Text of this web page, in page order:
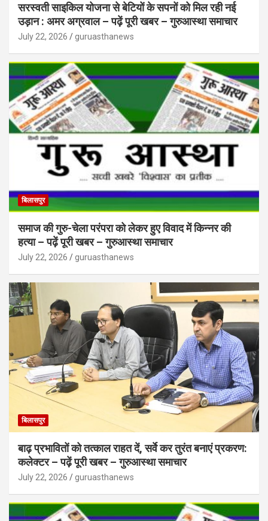
सरस्वती साइकिल योजना से बेटियों के सपनों को मिल रही नई
उड़ान : अमर अग्रवाल – पढ़ें पूरी खबर – गुरुआस्था समाचार
July 22, 2026 guruasthanews
बिलासपुर
समाज की गुरु-चेला परंपरा को लेकर हुए विवाद में किन्नर की
हत्या – पढ़ें पूरी खबर – गुरुआस्था समाचार
July 22, 2026 guruasthanews
बिलासपुर
बाढ़ प्रभावितों को तत्काल राहत दें, सर्वे कर तुरंत बनाएं प्रकरण:
कलेक्टर – पढ़ें पूरी खबर – गुरुआस्था समाचार
July 22, 2026 guruasthanews